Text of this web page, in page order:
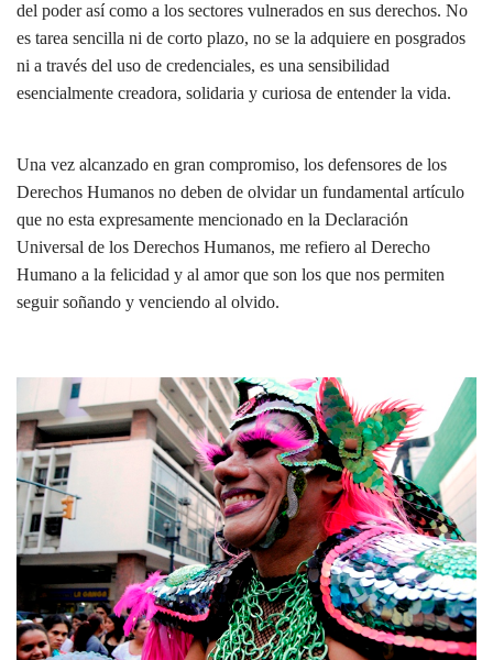
del poder así como a los sectores vulnerados en sus derechos. No
es tarea sencilla ni de corto plazo, no se la adquiere en posgrados
ni a través del uso de credenciales, es una sensibilidad
esencialmente creadora, solidaria y curiosa de entender la vida.
Una vez alcanzado en gran compromiso, los defensores de los
Derechos Humanos no deben de olvidar un fundamental artículo
que no esta expresamente mencionado en la Declaración
Universal de los Derechos Humanos, me refiero al Derecho
Humano a la felicidad y al amor que son los que nos permiten
seguir soñando y venciendo al olvido.